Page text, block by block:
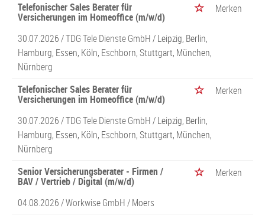
Telefonischer Sales Berater für
Versicherungen im Homeoffice (m/w/d)
Merken
30.07.2026 /TDG Tele Dienste GmbH/ Leipzig, Berlin,
Hamburg, Essen, Köln, Eschborn, Stuttgart, München,
Nürnberg
Telefonischer Sales Berater für
Versicherungen im Homeoffice (m/w/d)
Merken
30.07.2026 /TDG Tele Dienste GmbH/ Leipzig, Berlin,
Hamburg, Essen, Köln, Eschborn, Stuttgart, München,
Nürnberg
Senior Versicherungsberater - Firmen /
BAV / Vertrieb / Digital (m/w/d)
Merken
04.08.2026 /Workwise GmbH/ Moers